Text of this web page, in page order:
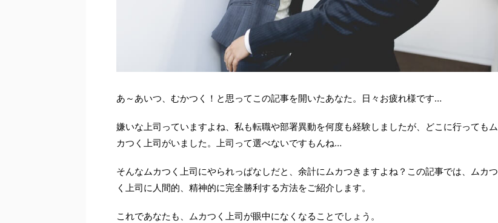
あ～あいつ、むかつく！と思ってこの記事を開いたあなた。日々お疲れ様です…
嫌いな上司っていますよね、私も転職や部署異動を何度も経験しましたが、どこに行ってもム
カつく上司がいました。上司って選べないですもんね…
そんなムカつく上司にやられっぱなしだと、余計にムカつきますよね？この記事では、ムカつ
く上司に人間的、精神的に完全勝利する方法をご紹介します。
これであなたも、ムカつく上司が眼中になくなることでしょう。